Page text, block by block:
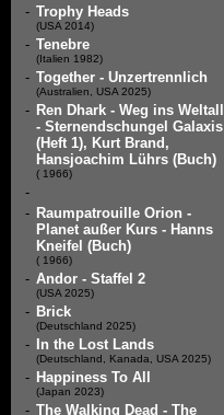
- Trophy Heads
(USA 2014)
- Tenebre
(Italien 1982)
- Together - Unzertrennlich
(Australien, USA 2025)
- Ren Dhark - Weg ins Weltall
- Sternendschungel Galaxis
(Heft 1), Kurt Brand,
Hansjoachim Lührs (Buch)
( 1966)
-
- Raumpatrouille Orion -
Planet außer Kurs - Hanns
Kneifel (Buch)
( 1966)
- Andor - Staffel 2
(USA 2025)
- Brick
(Deutschland 2025)
- In the Lost Lands
(Deutschland, Kanada, USA 2025)
- Happiness To All
(Japan 2023)
- The Walking Dead - The